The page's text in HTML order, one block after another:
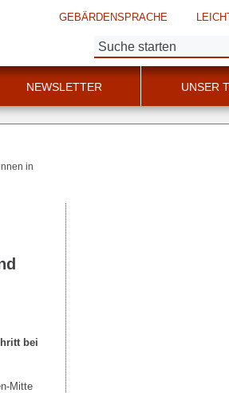
GEBÄRDENSPRACHE
Suche:
NEWSLETTER UNSER
in
bei
Mitte